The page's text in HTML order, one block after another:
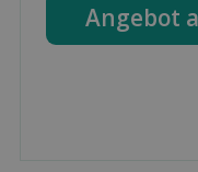
Angebot